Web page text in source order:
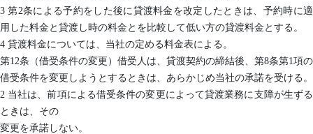
3 第2条による予約をした後に貸渡料金を改定したときは、予約時に適
用した料金と貸渡し時の料金とを比較して低い方の貸渡料金とする。
4 貸渡料金については、当社の定める料金表による。
第12条（借受条件の変更）借受人は、貸渡契約の締結後、第8条第1項の
借受条件を変更しようとするときは、あらかじめ当社の承諾を受ける。
2 当社は、前項による借受条件の変更によって貸渡業務に支障が生ずる
ときは、その
変更を承諾しない。